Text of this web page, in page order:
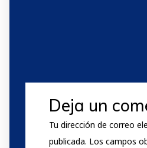
Deja un
Tu dirección de correo
publicada. Los campos